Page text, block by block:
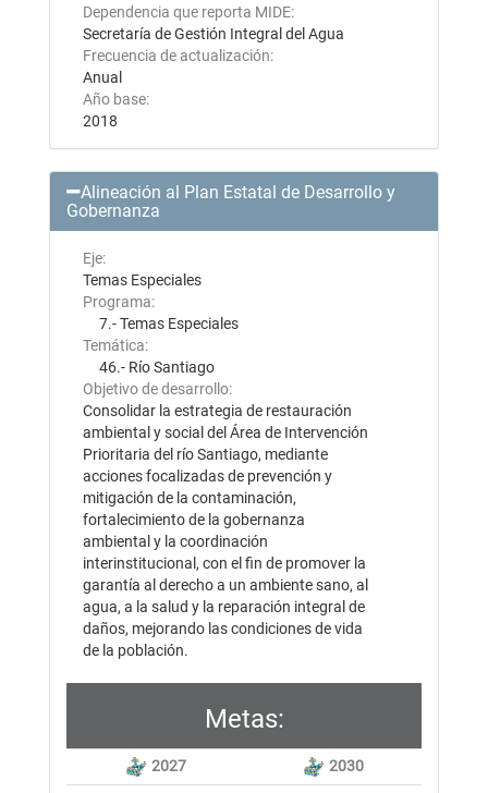
Dependencia que reporta MIDE:
Secretaría de Gestión Integral del Agua
Frecuencia de actualización:
Anual
Año base:
2018
Alineación al Plan Estatal de Desarrollo y
Gobernanza
Eje:
Temas Especiales
Programa:
7.- Temas Especiales
Temática:
46.- Río Santiago
Objetivo de desarrollo:
Consolidar la estrategia de restauración
ambiental y social del Área de Intervención
Prioritaria del río Santiago, mediante
acciones focalizadas de prevención y
mitigación de la contaminación,
fortalecimiento de la gobernanza
ambiental y la coordinación
interinstitucional, con el fin de promover la
garantía al derecho a un ambiente sano, al
agua, a la salud y la reparación integral de
daños, mejorando las condiciones de vida
de la población.
Metas:
2027 2030